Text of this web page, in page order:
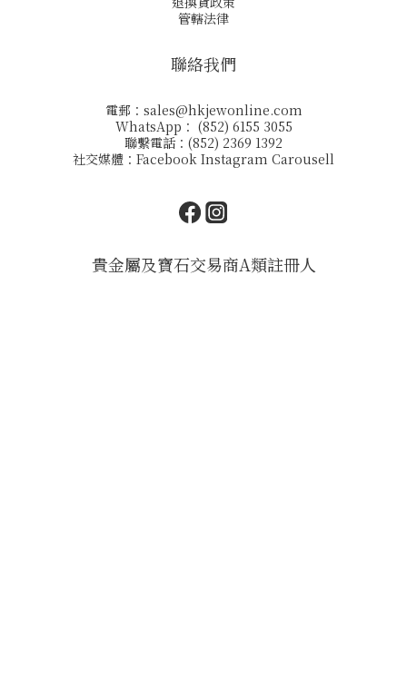
管轄法律
聯絡我們
電郵： sales@hkjewonline.com
WhatsApp： (852) 6155 3055
聯繫電話：(852) 2369 1392
社交媒體： Facebook Instagram Carousell
貴金屬及寶石交易商A類註冊人